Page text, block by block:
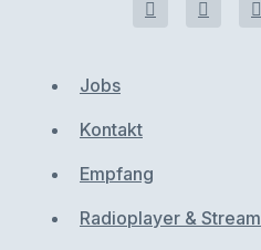
Jobs
Kontakt
Empfang
Radioplayer & Stream